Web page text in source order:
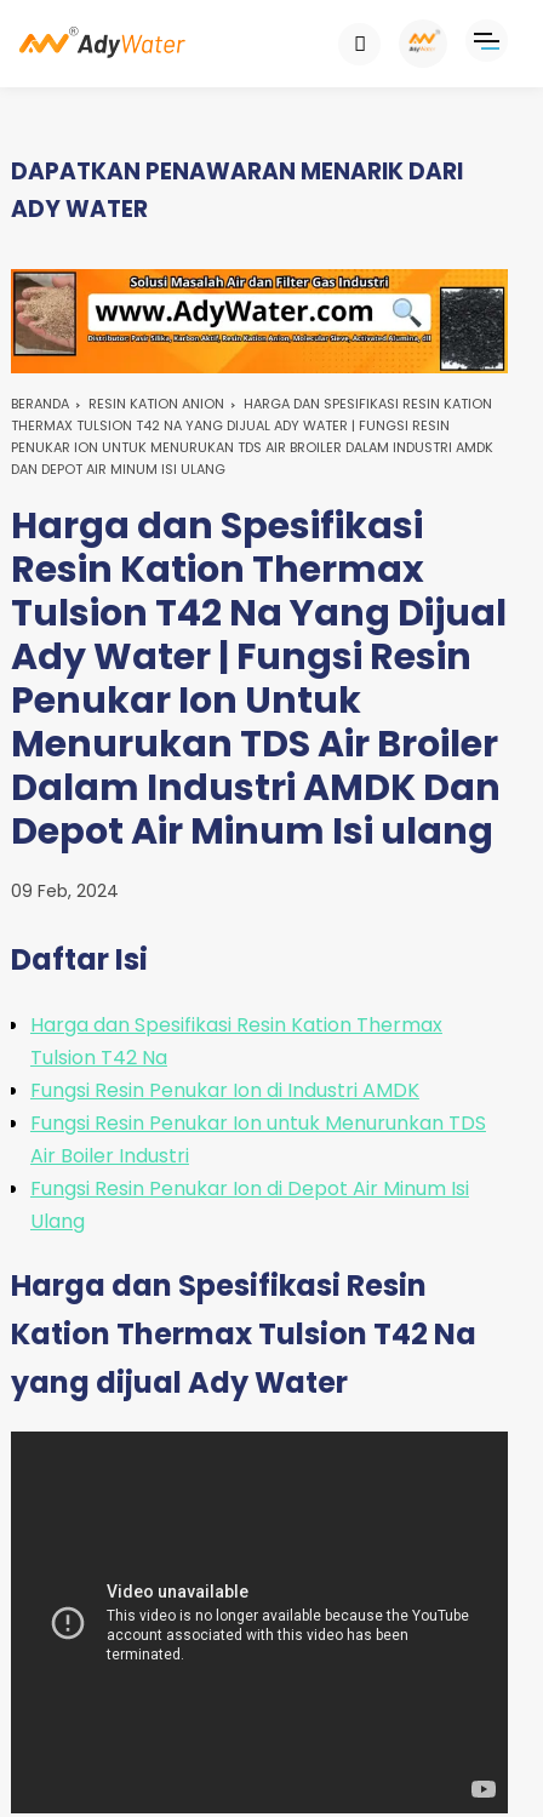
DAPATKAN PENAWARAN MENARIK DARI
ADY WATER
BERANDA RESIN KATION ANION
HARGA DAN SPESIFIKASI RESIN KATION
THERMAX TULSION T42 NA YANG DIJUAL ADY WATER | FUNGSI RESIN
PENUKAR ION UNTUK MENURUKAN TDS AIR BROILER DALAM INDUSTRI AMDK
DAN DEPOT AIR MINUM ISI ULANG
Harga dan Spesifikasi
Resin Kation Thermax
Tulsion T42 Na Yang Dijual
Ady Water | Fungsi Resin
Penukar Ion Untuk
Menurukan TDS Air Broiler
Dalam Industri AMDK Dan
Depot Air Minum Isi ulang
09 Feb, 2024
Daftar Isi
Harga dan Spesifikasi Resin Kation Thermax
Tulsion T42 Na
Fungsi Resin Penukar Ion di Industri AMDK
Fungsi Resin Penukar Ion untuk Menurunkan TDS
Air Boiler Industri
Fungsi Resin Penukar Ion di Depot Air Minum Isi
Ulang
Harga dan Spesifikasi Resin
Kation Thermax Tulsion T42 Na
yang dijual Ady Water